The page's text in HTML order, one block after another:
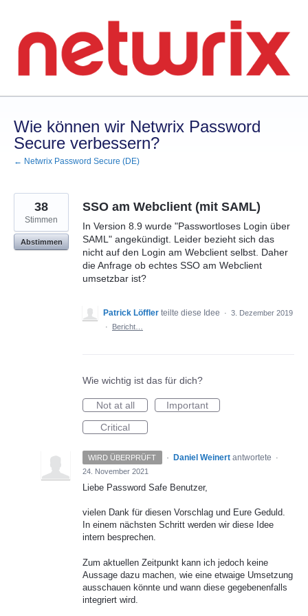
springen
Wie können wir Netwrix Password
Secure verbessern?
← Netwrix Password Secure (DE)
SSO am Webclient (mit SAML)
In Version 8.9 wurde "Passwortloses Login über
SAML" angekündigt. Leider bezieht sich das
nicht auf den Login am Webclient selbst. Daher
die Anfrage ob echtes SSO am Webclient
umsetzbar ist?
38
Stimmen
Abstimmen
Patrick Löffler teilte diese Idee · 3. Dezember 2019
·
Bericht…
Wie wichtig ist das für dich?
Not at all
Important
Critical
WIRD ÜBERPRÜFT · Daniel Weinert antwortete
·
24. November 2021
Liebe Password Safe Benutzer,
vielen Dank für diesen Vorschlag und Eure Geduld.
In einem nächsten Schritt werden wir diese Idee
intern besprechen.
Zum aktuellen Zeitpunkt kann ich jedoch keine
Aussage dazu machen, wie eine etwaige Umsetzung
ausschauen könnte und wann diese gegebenenfalls
integriert wird.